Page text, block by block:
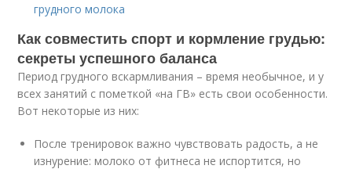
грудного молока
Как совместить спорт и кормление грудью:
секреты успешного баланса
Период грудного вскармливания – время необычное, и у
всех занятий с пометкой «на ГВ» есть свои особенности.
Вот некоторые из них:
После тренировок важно чувствовать радость, а не
изнурение: молоко от фитнеса не испортится, но